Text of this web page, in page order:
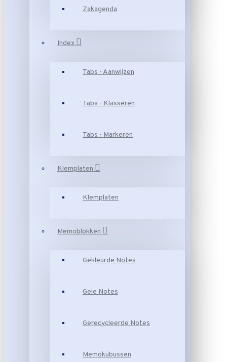
Zakagenda
Index
Tabs - Aanwijzen
Tabs - Klasseren
Tabs - Markeren
Klemplaten
Klemplaten
Memoblokken
Gekleurde Notes
Gele Notes
Gerecycleerde Notes
Memokubussen